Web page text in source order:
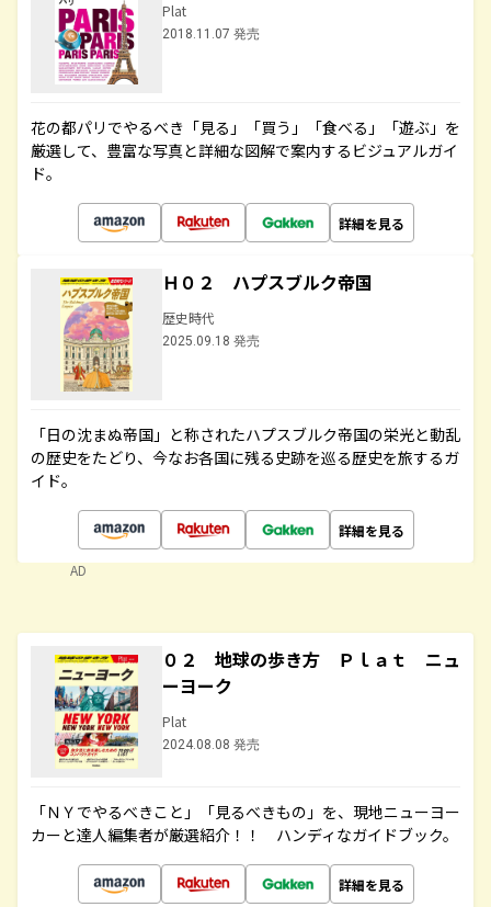
Plat
2018.11.07 発売
花の都パリでやるべき「見る」「買う」「食べる」「遊ぶ」を
厳選して、豊富な写真と詳細な図解で案内するビジュアルガイ
ド。
詳細を見る
Ｈ０２ ハプスブルク帝国
歴史時代
2025.09.18 発売
「日の沈まぬ帝国」と称されたハプスブルク帝国の栄光と動乱
の歴史をたどり、今なお各国に残る史跡を巡る歴史を旅するガ
イド。
詳細を見る
AD
０２ 地球の歩き方 Ｐｌａｔ ニュ
ーヨーク
Plat
2024.08.08 発売
「ＮＹでやるべきこと」「見るべきもの」を、現地ニューヨー
カーと達人編集者が厳選紹介！！ ハンディなガイドブック。
詳細を見る